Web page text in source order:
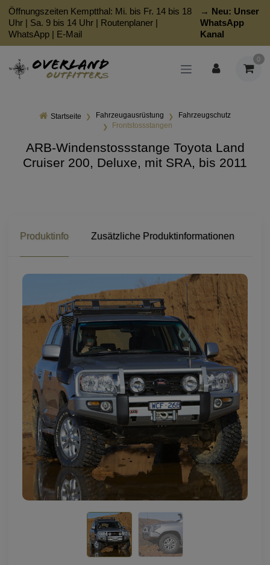
Öffnungszeiten Kemptthal: Mi. bis Fr. 14 bis 18
Uhr | Sa. 9 bis 14 Uhr | Routenplaner |
WhatsApp | E-Mail
→ Neu: Unser
WhatsApp
Kanal
0
Startseite Fahrzeugausrüstung
Fahrzeugschutz
Frontstossstangen
ARB-Windenstossstange Toyota Land
Cruiser 200, Deluxe, mit SRA, bis 2011
Produktinfo Zusätzliche Produktinformationen